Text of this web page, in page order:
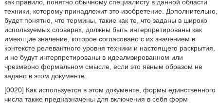
как правило, понятно обычному специалисту в данной области
техники, которому принадлежит это изобретение. Дополнительно,
будет понятно, что термины, такие как те, что заданы в широко
используемых словарях, должны быть интерпретированы как
имеющие значение, которое согласовано с их значением в
контексте релевантного уровня техники и настоящего раскрытия,
и не будут интерпретированы в идеализированном или
чрезмерно формальном смысле, если это явным образом не
задано в этом документе.
[0020] Как используется в этом документе, формы единственного
числа также предназначены для включения в себя форм